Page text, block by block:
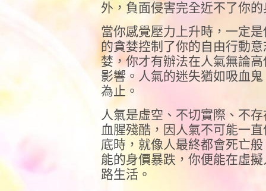
外，負面侵害完全近不了你的
當你感覺壓力上升時，一定
的貪婪控制了你的自由行動
婪，你才有辦法在人氣無論
影響。人氣的迷失猶如吸血
為止。
人氣是虛空、不切實際、不
血腥殘酷，因人氣不可能一
底時，就像人最終都會死亡
能的身價暴跌，你便能在虛
路生活。